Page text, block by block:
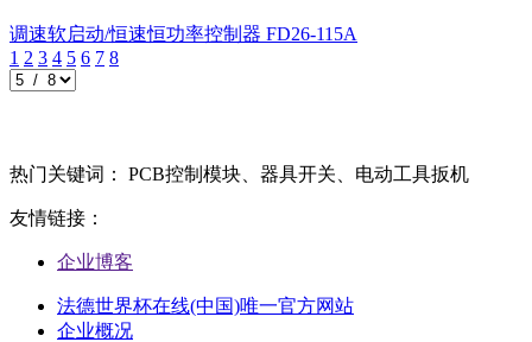
调速软启动/恒速恒功率控制器 FD26-115A
1 2 3 4 5 6 7 8
热门关键词： PCB控制模块、器具开关、电动工具扳机
友情链接：
企业博客
法德世界杯在线(中国)唯一官方网站
企业概况